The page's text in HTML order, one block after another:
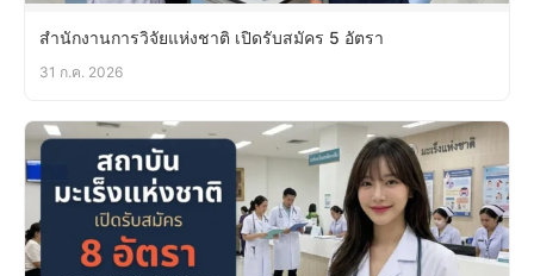
สำนักงานการวิจัยแห่งชาติ เปิดรับสมัคร 5 อัตรา
31 ก.ค. 2026